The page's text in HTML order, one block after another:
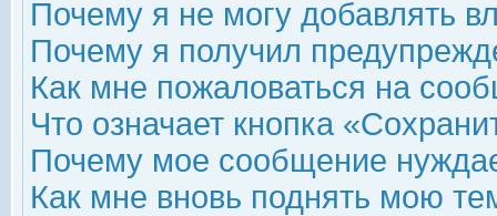
Почему я не могу добавлять
Почему я получил
Как мне пожаловаться на
Что означает кнопка
Почему мое сообщение
Как мне вновь поднять мою